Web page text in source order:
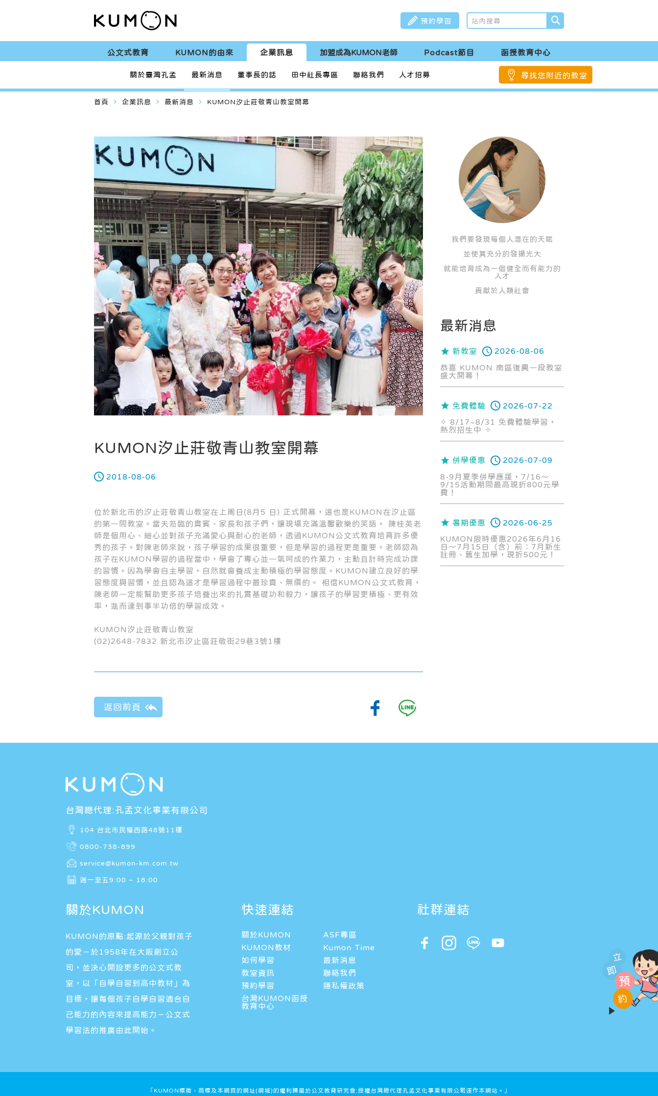
預約學習
公文式教育 KUMON的由來 企業訊息 加盟成為KUMON老師 Podcast節目 函授教育中心
關於臺灣孔孟 最新消息 董事長的話 田中社長專區 聯絡我們 人才招募 尋找您附近的教室
首頁 navigate_next 企業訊息 navigate_next 最新消息 navigate_next KUMON汐止莊敬青山教室開幕
KUMON汐止莊敬青山教室開幕
2018-08-06
位於新北市的汐止莊敬青山教室在上周日(8月5 日) 正式開幕，這也是KUMON在汐止區
的第一間教室。當天蒞臨的貴賓、家長和孩子們，讓現場充滿溫馨歡樂的笑語。 陳桂英老
師是個用心、細心並對孩子充滿愛心與耐心的老師，透過KUMON公文式教育培育許多優
秀的孩子。對陳老師來說，孩子學習的成果很重要，但是學習的過程更是重要。老師認為
孩子在KUMON學習的過程當中，學會了專心並一氣呵成的作業力，主動且計時完成功課
的習慣。因為學會自主學習，自然就會養成主動積極的學習態度。KUMON建立良好的學
習態度與習慣，並且認為這才是學習過程中最珍貴、無價的。 相信KUMON公文式教育，
陳老師一定能幫助更多孩子培養出來的扎實基礎功和毅力，讓孩子的學習更積極、更有效
率，進而達到事半功倍的學習成效。
KUMON汐止莊敬青山教室
(02)2648-7832 新北市汐止區莊敬街29巷3號1樓
我們要發現每個人潛在的天賦
並使其充分的發揚光大
就能培育成為一個健全而有能力的
人才
貢獻於人類社會
最新消息
新教室 2026-08-06
恭喜 KUMON 南區復興一段教室
盛大開幕！
免費體驗 2026-07-22
✧ 8/17~8/31 免費體驗學習，
熱烈招生中 ✧
併學優惠 2026-07-09
8-9月夏季併學應援，7/16～
9/15活動期間最高現折800元學
費！
暑期優惠 2026-06-25
KUMON限時優惠2026年6月16
日～7月15日（含）前：7月新生
註冊、舊生加學，現折500元！
立
即
預
約
台灣總代理:孔孟文化事業有限公司
104 台北市民權西路48號11樓
0800-738-899
service@kumon-km.com.tw
週一至五9:00 ~ 18:00
關於KUMON
KUMON的原點:起源於父親對孩子
的愛－於1958年在大阪創立公
司，並決心開設更多的公文式教
室，以「自學自習到高中教材」為
目標，讓每個孩子自學自習適合自
己能力的內容來提高能力－公文式
學習法的推廣由此開始。
快速連結
關於KUMON
ASF專區
KUMON教材
Kumon Time
如何學習
最新消息
教室資訊
聯絡我們
預約學習
隱私權政策
台灣KUMON函授
教育中心
社群連結
「KUMON標徵、商標及本網頁的網址(網域)的權利歸屬於公文教育研究會;授權台灣總代理孔孟文化事業有限公司運作本網站。」